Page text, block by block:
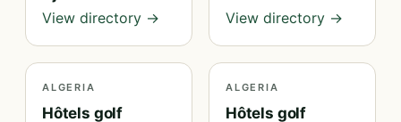
View directory →
View directory →
ALGERIA
Hôtels golf
ALGERIA
Hôtels golf